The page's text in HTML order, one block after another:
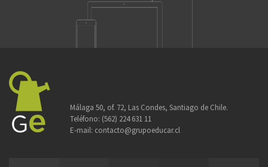
Málaga 50, of. 72, Las Condes, Santiago de Chile.
Teléfono: (562) 224 631 11
E-mail: contacto@grupoeducar.cl